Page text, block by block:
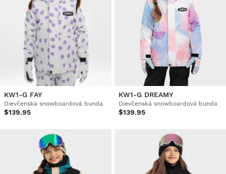
KW1-G FAY
Dievčenská snowboardová bunda
$139.95
KW1-G DREAMY
Dievčenská snowboardová bunda
$139.95